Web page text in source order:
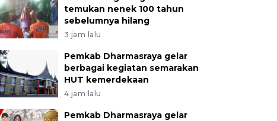
temukan nenek 100 tahun
sebelumnya hilang
3 jam lalu
Pemkab Dharmasraya gelar
berbagai kegiatan semarakan
HUT kemerdekaan
4 jam lalu
Pemkab Dharmasraya gelar